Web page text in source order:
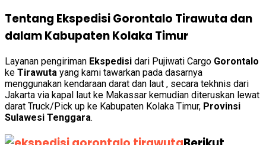
Tentang Ekspedisi Gorontalo Tirawuta dan
dalam Kabupaten Kolaka Timur
Layanan pengiriman Ekspedisi dari Pujiwati Cargo Gorontalo
ke Tirawuta yang kami tawarkan pada dasarnya
menggunakan kendaraan darat dan laut , secara tekhnis dari
Jakarta via kapal laut ke Makassar kemudian diteruskan lewat
darat Truck/Pick up ke Kabupaten Kolaka Timur, Provinsi
Sulawesi Tenggara.